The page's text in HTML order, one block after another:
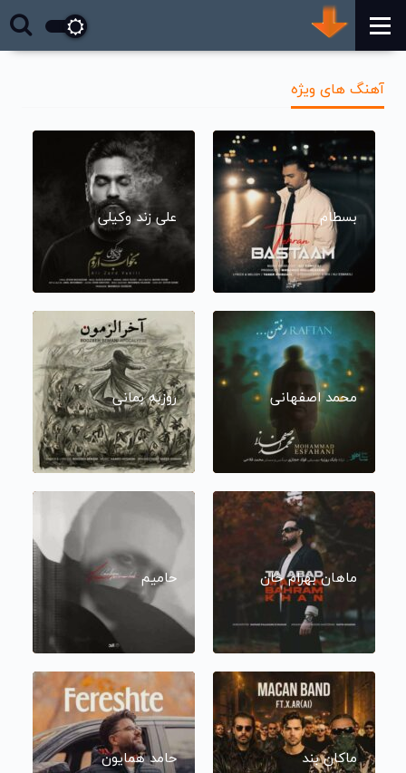
آهنگ های ویژه
بسطام علی زند وکیلی
محمد اصفهانی روزبه بمانی
ماهان بهرام خان حامیم
ماکان بند حامد همایون